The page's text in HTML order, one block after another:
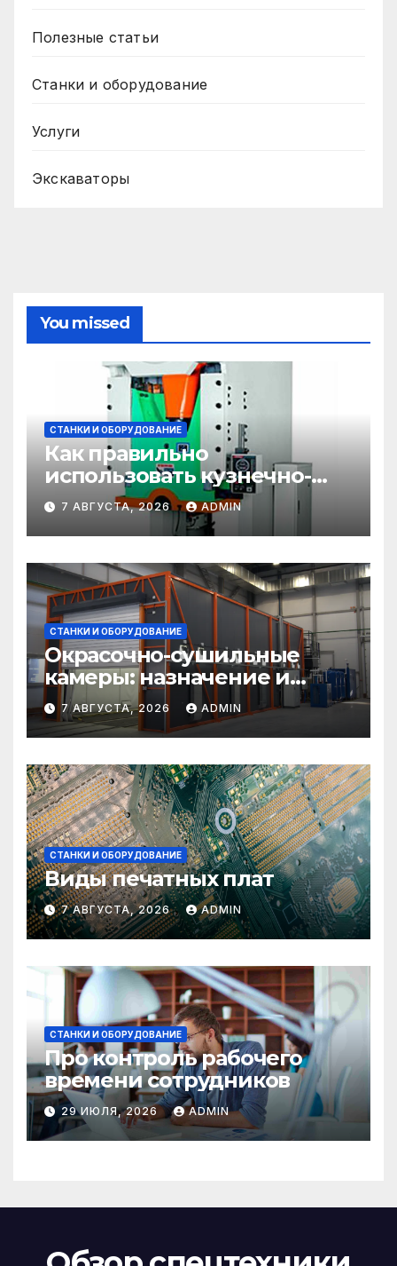
Полезные статьи
Станки и оборудование
Услуги
Экскаваторы
You missed
СТАНКИ И ОБОРУДОВАНИЕ
Как правильно
использовать кузнечно-
прессовое оборудование
7 АВГУСТА, 2026 ADMIN
СТАНКИ И ОБОРУДОВАНИЕ
Окрасочно-сушильные
камеры: назначение и
области применения
7 АВГУСТА, 2026 ADMIN
СТАНКИ И ОБОРУДОВАНИЕ
Виды печатных плат
7 АВГУСТА, 2026 ADMIN
СТАНКИ И ОБОРУДОВАНИЕ
Про контроль рабочего
времени сотрудников
29 ИЮЛЯ, 2026 ADMIN